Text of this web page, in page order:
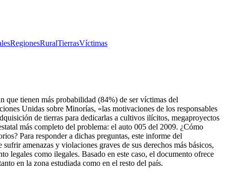
RegionesRuralTierrasVíctimas
que tienen más probabilidad (84%) de ser víctimas del
Unidas sobre Minorías, «las motivaciones de los responsables
de tierras para dedicarlas a cultivos ilícitos, megaproyectos
más completo del problema: el auto 005 del 2009. ¿Cómo
Para responder a dichas preguntas, este informe del
amenazas y violaciones graves de sus derechos más básicos,
legales como ilegales. Basado en este caso, el documento ofrece
en la zona estudiada como en el resto del país.